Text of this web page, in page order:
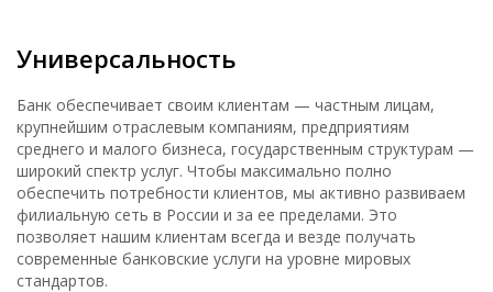
Универсальность
Банк обеспечивает своим клиентам — частным лицам,
крупнейшим отраслевым компаниям, предприятиям
среднего и малого бизнеса, государственным структурам —
широкий спектр услуг. Чтобы максимально полно
обеспечить потребности клиентов, мы активно развиваем
филиальную сеть в России и за ее пределами. Это
позволяет нашим клиентам всегда и везде получать
современные банковские услуги на уровне мировых
стандартов.